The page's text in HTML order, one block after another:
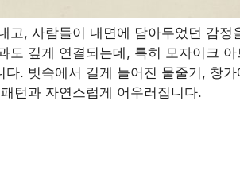
고, 사람들이 내면에 담아두었던 감정
도 깊게 연결되는데, 특히 모자이크
. 빗속에서 길게 늘어진 물줄기, 창
턴과 자연스럽게 어우러집니다.